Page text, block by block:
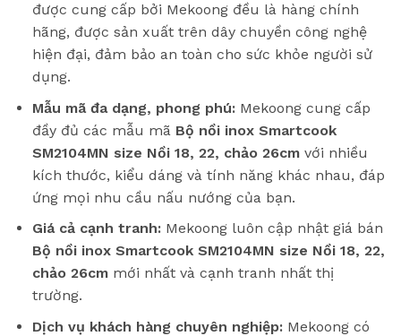
được cung cấp bởi Mekoong đều là hàng chính
hãng, được sản xuất trên dây chuyền công nghệ
hiện đại, đảm bảo an toàn cho sức khỏe người sử
dụng.
Mẫu mã đa dạng, phong phú:Mekoong cung cấp
đầy đủ các mẫu mã Bộ nồi inox Smartcook
SM2104MN size Nồi 18, 22, chảo 26cmvới nhiều
kích thước, kiểu dáng và tính năng khác nhau, đáp
ứng mọi nhu cầu nấu nướng của bạn.
Giá cả cạnh tranh:Mekoong luôn cập nhật giá bán
Bộ nồi inox Smartcook SM2104MN size Nồi 18, 22,
chảo 26cmmới nhất và cạnh tranh nhất thị
trường.
Dịch vụ khách hàng chuyên nghiệp:Mekoong có